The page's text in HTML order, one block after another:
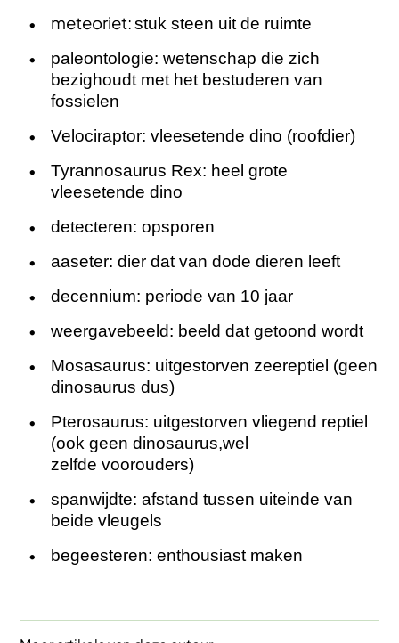
meteoriet:stuk steen uit de ruimte
paleontologie: wetenschap die zich
bezighoudt met het bestuderen van
fossielen
Velociraptor: vleesetende dino (roofdier)
Tyrannosaurus Rex: heel grote
vleesetende dino
detecteren: opsporen
aaseter: dier dat van dode dieren leeft
decennium: periode van 10 jaar
weergavebeeld: beeld dat getoond wordt
Mosasaurus: uitgestorven zeereptiel (geen
dinosaurus dus)
Pterosaurus: uitgestorven vliegend reptiel
(ook geen dinosaurus,wel
zelfde voorouders)
spanwijdte: afstand tussen uiteinde van
beide vleugels
begeesteren: enthousiast maken